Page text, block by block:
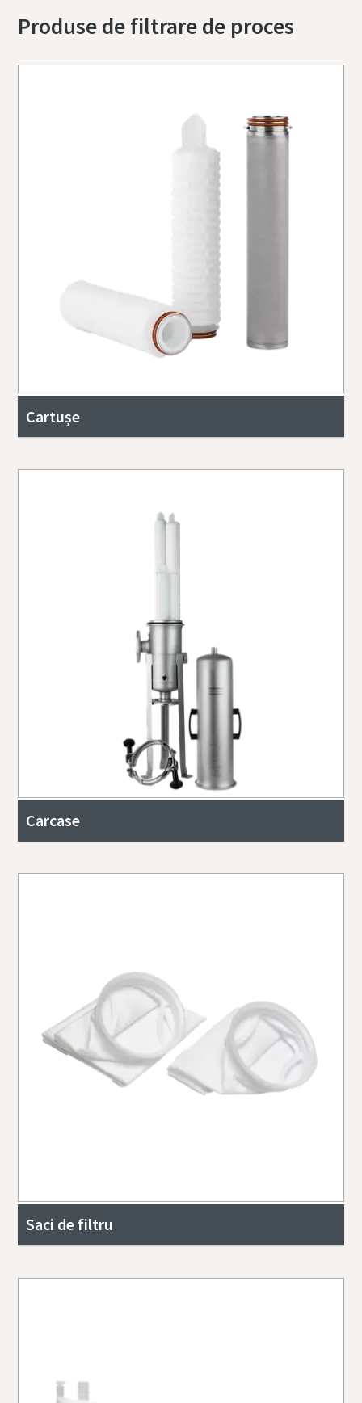
Produse de filtrare de proces
Cartușe
Carcase
Saci de filtru